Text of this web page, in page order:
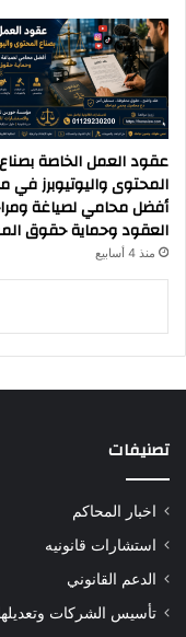
عقود العمل الخاصة بصناع
المحتوى واليوتيوبرز في
أفضل محامي لصياغة
العقود وحماية حقوق
منذ 4 أسابيع
تصنيفات
اخبار المحاكم
استشارات قانونيه
الدعم القانوني
تأسيس الشركات